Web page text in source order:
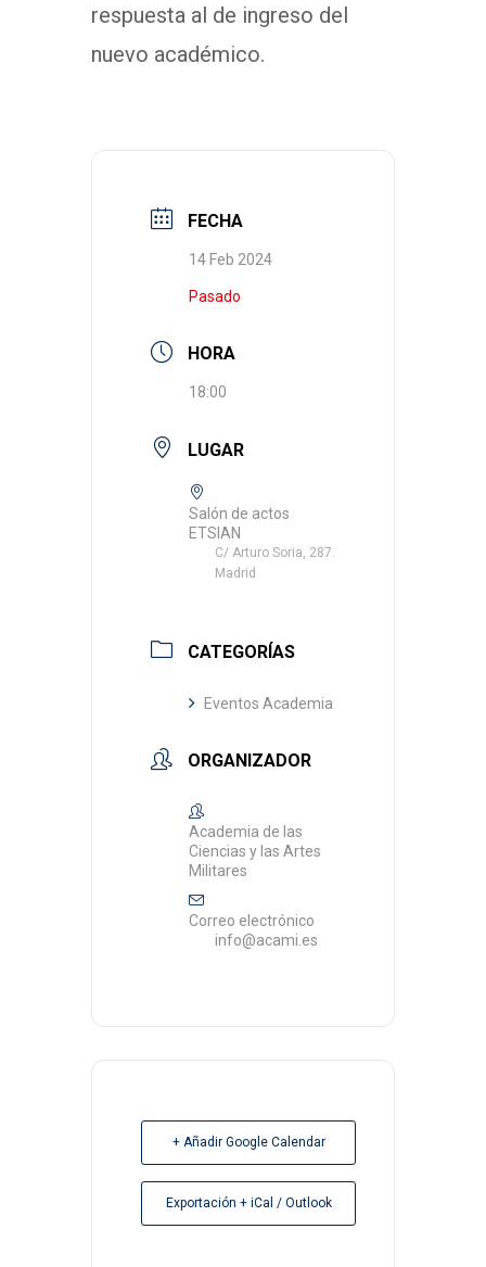
respuesta al de ingreso del
nuevo académico.
FECHA
14 Feb 2024
Pasado
HORA
18:00
LUGAR
Salón de actos
ETSIAN
C/ Arturo Soria, 287.
Madrid
CATEGORÍAS
Eventos Academia
ORGANIZADOR
Academia de las
Ciencias y las Artes
Militares
Correo electrónico
info@acami.es
+ Añadir Google Calendar
Exportación + iCal / Outlook